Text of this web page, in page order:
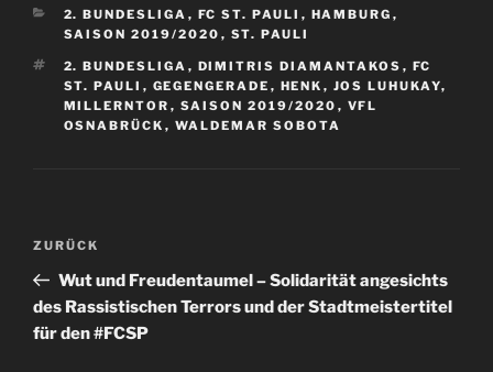
KATEGORIEN
2. BUNDESLIGA , FC ST. PAULI , HAMBURG ,
SAISON 2019/2020 , ST. PAULI
SCHLAGWÖRTER
2. BUNDESLIGA , DIMITRIS DIAMANTAKOS , FC
ST. PAULI , GEGENGERADE , HENK , JOS LUHUKAY,
MILLERNTOR , SAISON 2019/2020 , VFL
OSNABRÜCK , WALDEMAR SOBOTA
Beitragsnavigation
Vorheriger
Beitrag
ZURÜCK
Wut und Freudentaumel – Solidarität angesichts
des Rassistischen Terrors und der Stadtmeistertitel
für den #FCSP